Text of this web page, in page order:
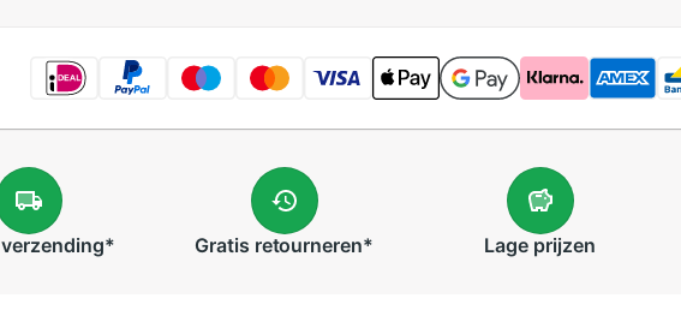
verzending* Gratis retourneren* Lage prijzen